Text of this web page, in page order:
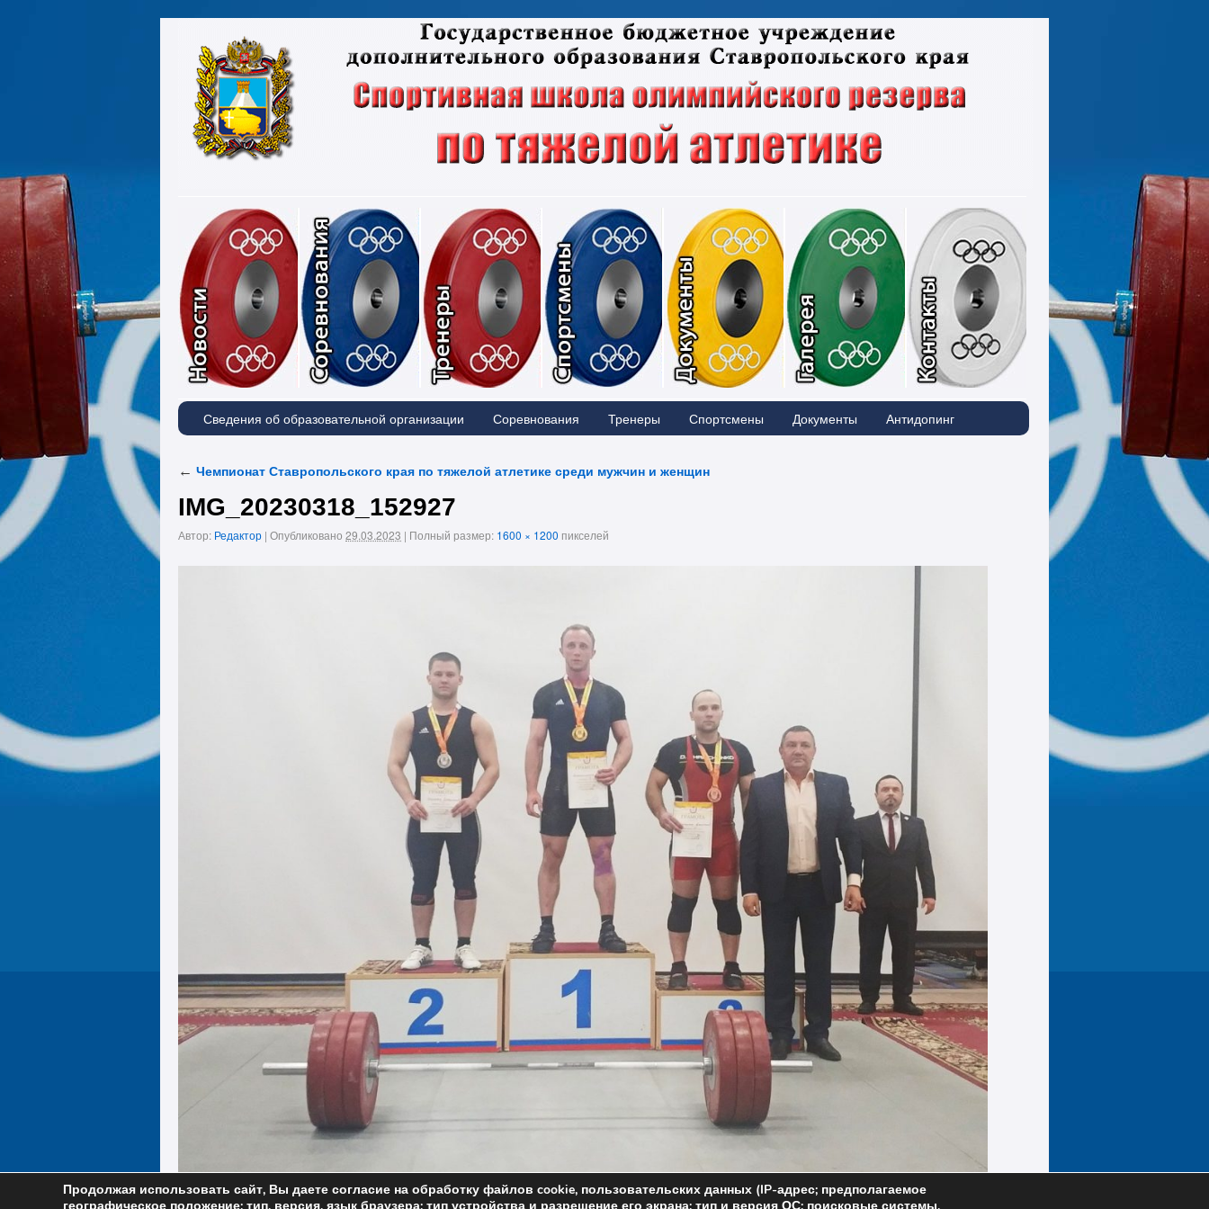
Новости Соревнования Тренеры Спортсмены Документы Фотографии
Сведения об образовательной организации Соревнования Тренеры Спортсмены Документы Антидопинг
← Чемпионат Ставропольского края по тяжелой атлетике среди мужчин и женщин
IMG_20230318_152927
Автор: Редактор | Опубликовано 29.03.2023 | Полный размер: 1600 × 1200 пикселей
IMG_20230318_135620 IMG_20230318_171922
Продолжая использовать сайт, Вы даете согласие на обработку файлов cookie, пользовательских данных (IP-адрес; предполагаемое